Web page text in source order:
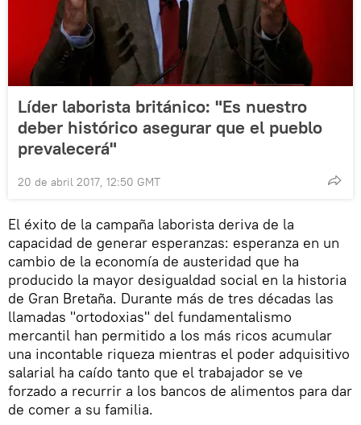
Líder laborista británico: "Es nuestro
deber histórico asegurar que el pueblo
prevalecerá"
20 de abril 2017, 12:50 GMT
El éxito de la campaña laborista deriva de la
capacidad de generar esperanzas: esperanza en un
cambio de la economía de austeridad que ha
producido la mayor desigualdad social en la historia
de Gran Bretaña. Durante más de tres décadas las
llamadas "ortodoxias" del fundamentalismo
mercantil han permitido a los más ricos acumular
una incontable riqueza mientras el poder adquisitivo
salarial ha caído tanto que el trabajador se ve
forzado a recurrir a los bancos de alimentos para dar
de comer a su familia.